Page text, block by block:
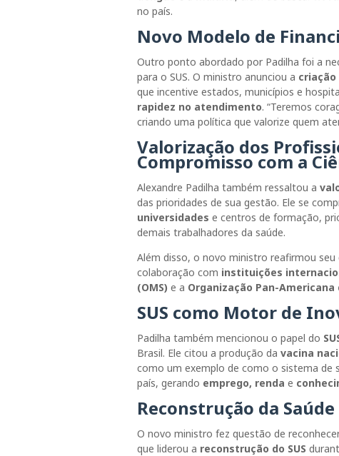
no país.
Novo Modelo de
Outro ponto abordado por Padilha foi a
para o SUS. O ministro anunciou a
que incentive estados, municípios e
rapidez no atendimento. “Teremos
criando uma política que valorize quem
Valorização dos
Compromisso com a
Alexandre Padilha também ressaltou a
das prioridades de sua gestão. Ele se
universidades e centros de formação,
demais trabalhadores da saúde.
Além disso, o novo ministro reafirmou
colaboração com instituições
(OMS) e a Organização Pan-Americana
SUS como Motor de
Padilha também mencionou o papel do
Brasil. Ele citou a produção da vacina
como um exemplo de como o sistema de
país, gerando emprego, renda e
Reconstrução da
O novo ministro fez questão de
que liderou a reconstrução do SUS